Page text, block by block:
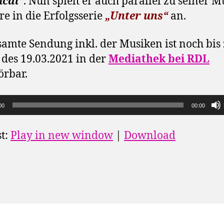
in die Erfolgsserie „Unter uns“ an.
Sendung inkl. der Musiken ist noch bis
19.03.2021 in derMediathek bei RDL
00:00
Play in new window Download